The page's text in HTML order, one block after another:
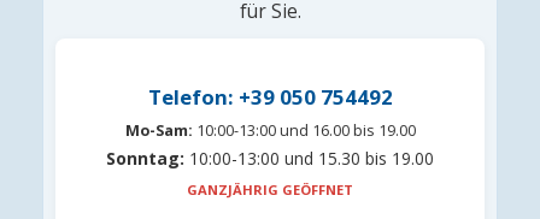
für Sie.
Telefon: +39 050 754492
Mo-Sam: 10:00-13:00 und 16.00 bis 19.00
Sonntag: 10:00-13:00 und 15.30 bis 19.00
GANZJÄHRIG GEÖFFNET